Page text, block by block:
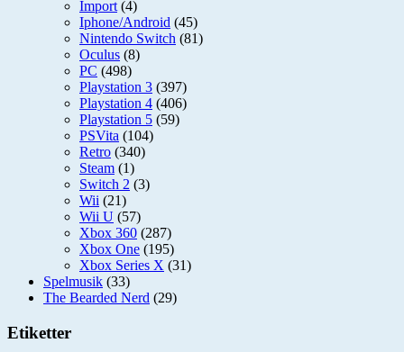
Import (4)
Iphone/Android (45)
Nintendo Switch (81)
Oculus (8)
PC (498)
Playstation 3 (397)
Playstation 4 (406)
Playstation 5 (59)
PSVita (104)
Retro (340)
Steam (1)
Switch 2 (3)
Wii (21)
Wii U (57)
Xbox 360 (287)
Xbox One (195)
Xbox Series X (31)
Spelmusik (33)
The Bearded Nerd (29)
Etiketter